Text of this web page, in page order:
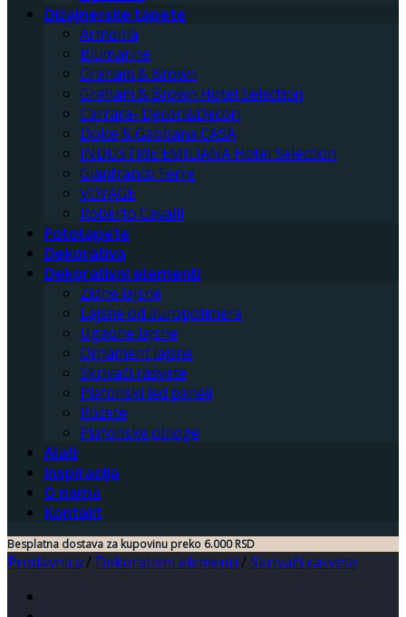
Dizajnerske tapete
Armonia
Blumarine
Graham & Brown
Graham & Brown Hotel Selection
Carrara- Decori&Decori
Dolce & Gabbana CASA
INDUSTRIE EMILIANA Hotel Selection
Gianfranco Ferre
VOYAGE
Roberto Cavalli
Fototapete
Dekorativa
Dekorativni elementi
Zidne lajsne
Lajsne od duropolimera
Ugaone lajsne
Ornament lajsne
Skrivači rasvete
Plafonski led paneli
Rozete
Plafonske obloge
Alati
Inspiracija
O nama
Kontakt
Besplatna dostava za kupovinu preko 6.000 RSD
Prodavnica / Dekorativni elementi /Skrivači rasvete